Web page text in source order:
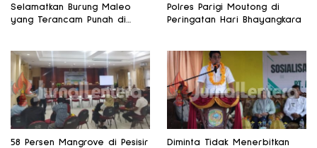
Selamatkan Burung Maleo
yang Terancam Punah di
Polres Parigi Moutong di
Peringatan Hari Bhayangkara
58 Persen Mangrove di Pesisir
Diminta Tidak Menerbitkan